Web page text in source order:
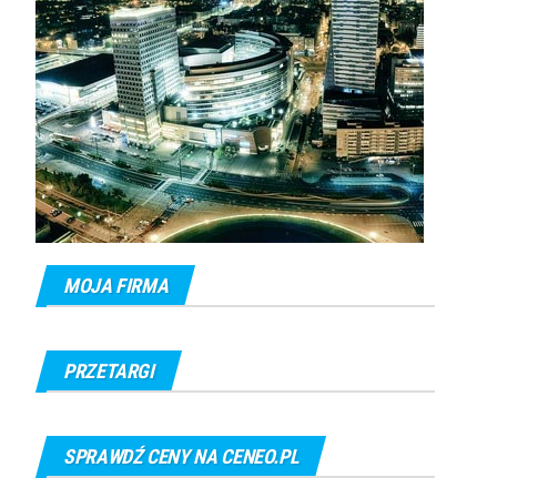
MOJA FIRMA
PRZETARGI
SPRAWDŹ CENY NA CENEO.PL